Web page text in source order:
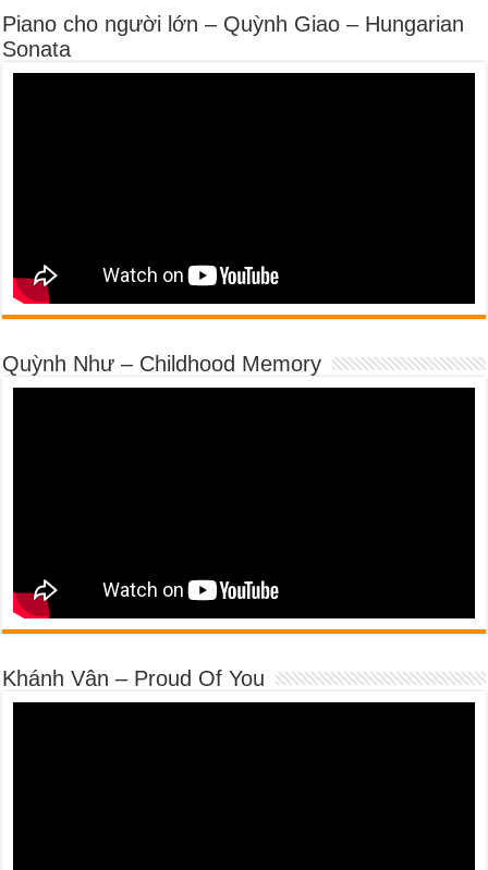
Piano cho người lớn – Quỳnh Giao – Hungarian
Sonata
Quỳnh Như – Childhood Memory
Khánh Vân – Proud Of You